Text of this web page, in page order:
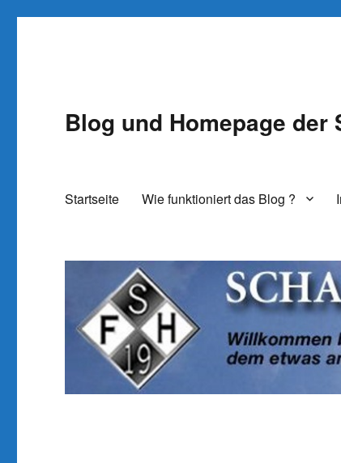
Blog und Homepage
Startseite Wie funktioniert das Blog ?